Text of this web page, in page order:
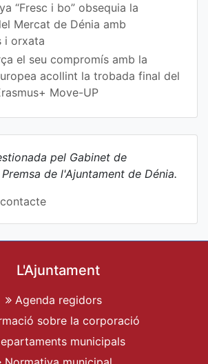
“Fresc i bo” obsequia la
Mercat de Dénia amb
i orxata
el seu compromís amb la
acollint la trobada final del
Move-UP
pel Gabinet de
de l'Ajuntament de Dénia.
L'Ajuntament
Agenda regidors
sobre la corporació
municipals